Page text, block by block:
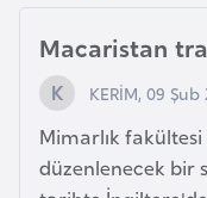
Macaristan
KERİM, 09 Şub
Mimarlık
düzenlenecek bir
y
e
t
i
C